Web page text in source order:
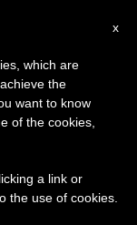
a
x
which are
the
want to know
of the cookies,
a link or
the use of cookies.